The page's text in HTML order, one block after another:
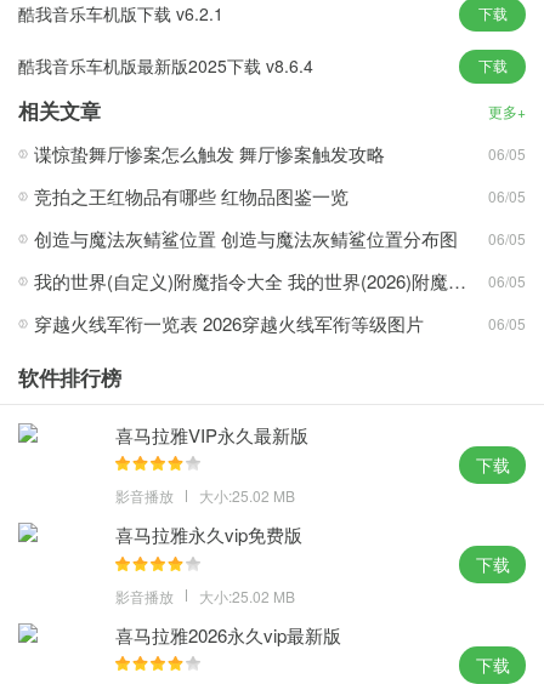
3、更加小巧的Q版不占用你手机过多空间，随时清除缓存让你有更
4、及时更新不同专题，总有一期符合你的口味，随时随地伴随着
你，喜怒哀乐都有他的伴随
5、多重音质选择，无损品质享受 我的收藏”登录即可同步，手机电
6、最大最全的曲库，热歌新歌想听就听 iTunes歌曲同步导入，播放
列表自由管理
软件亮点：
1、实时更新歌曲
海量的音乐和mv，实时更新，想听就听
2、不一样的视听
高品质音乐，高清的mv，给您不一样的试听体验
3、操作简单方便
一键点播，下载和收藏歌曲，操作简单
4、更懂你的心思
猜你可能喜欢的歌曲，懂你的心思
5、更新个性皮肤
个性化的皮肤，随时更换皮肤界面
酷我音乐车机版下载 v6.2.1 下载
酷我音乐车机版最新版2025下载 v8.6.4 下载
相关文章 更多+
谍惊蛰舞厅惨案怎么触发 舞厅惨案触发攻略 06/05
竞拍之王红物品有哪些 红物品图鉴一览 06/05
创造与魔法灰鲭鲨位置 创造与魔法灰鲭鲨位置分布图 06/05
我的世界(自定义)附魔指令大全 我的世界(2026)附魔指令代码大全 06/05
穿越火线军衔一览表 2026穿越火线军衔等级图片 06/05
软件排行榜
喜马拉雅VIP永久最新版
影音播放 大小:25.02 MB
下载
喜马拉雅永久vip免费版
影音播放 大小:25.02 MB
下载
喜马拉雅2026永久vip最新版
下载